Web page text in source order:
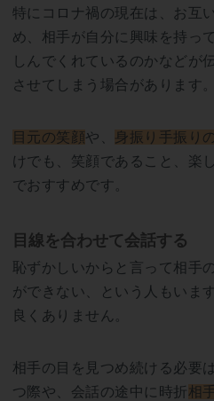
特にコロナ禍の現在は、お互
め、相手が自分に興味を持っ
しんでくれているのかなどが
させてしまう場合があります。
目元の笑顔や、 身振り手振り
けでも、笑顔であること、楽
でおすすめです。
目線を合わせて会話する
恥ずかしいからと言って相手
ができない、という人もいま
良くありません。
相手の目を見つめ続ける必要
つ際や、会話の途中に時折 相